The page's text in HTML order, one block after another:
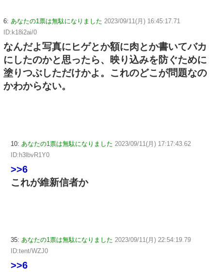
6: あなたの1票は無駄になりました 2023/09/11(月) 16:45:17.71
ID:k18i2ai/0
なんだよ写真にヒゲとか額に肉とか書いてバカ
にしたのかと思ったら、映り込みを防ぐために
塗りつぶしただけかよ。これのどこが問題なの
かわからない。
10: あなたの1票は無駄になりました 2023/09/11(月) 17:17:43.62
ID:h3lbvR1Y0
>>6
これが維新信者か
35: あなたの1票は無駄になりました 2023/09/11(月) 22:54:19.79
ID:tent/WZJ0
>>6